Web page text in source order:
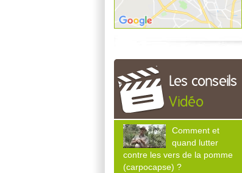
Les conseils
Vidéo
Comment et
quand lutter
contre les vers de la pomme
(carpocapse) ?